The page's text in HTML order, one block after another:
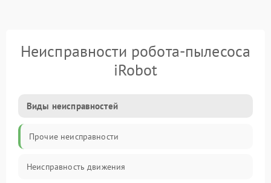
Неисправности робота-пылесоса
iRobot
Виды неисправностей
Прочие неисправности
Неисправность движения